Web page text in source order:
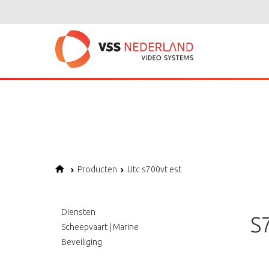
: Trying to get property of non-object in
: Undefined offset: 1 in/home/vssned01/domains/
Producten Utc s700vt est
Diensten
Scheepvaart | Marine
Beveiliging